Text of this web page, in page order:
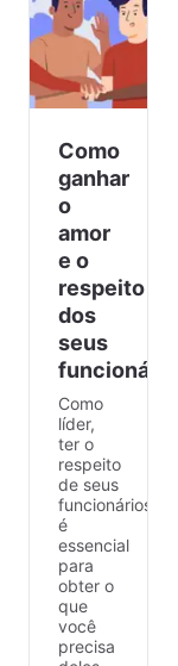
Como
ganhar
o
amor
e o
respeito
dos
seus
funcionários
Como
líder,
ter o
respeito
de seus
funcionários
é
essencial
para
obter o
que
você
precisa